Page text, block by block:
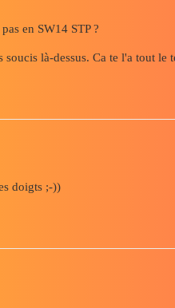
en SW14 STP ?
là-dessus. Ca te l'a tout le
doigts ;-))